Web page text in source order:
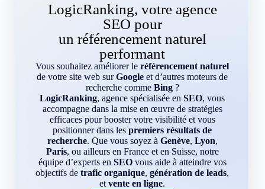
LogicRanking, votre agence
SEO pour
un référencement naturel
performant
Vous souhaitez améliorer leréférencement naturel
de votre site web surGoogle et d’autres moteurs de
recherche comme Bing?
LogicRanking, agence spécialisée enSEO, vous
accompagne dans la mise en œuvre de stratégies
efficaces pour booster votre visibilité et vous
positionner dans lespremiers résultats de
recherche. Que vous soyez à Genève, Lyon,
Paris, ou ailleurs en France et en Suisse, notre
équipe d’experts en SEOvous aide à atteindre vos
objectifs detrafic organique,génération de leads,
etvente en ligne.